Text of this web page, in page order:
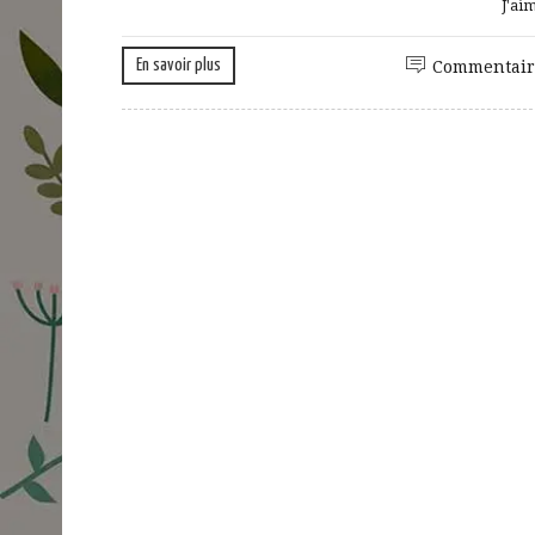
En savoir plus